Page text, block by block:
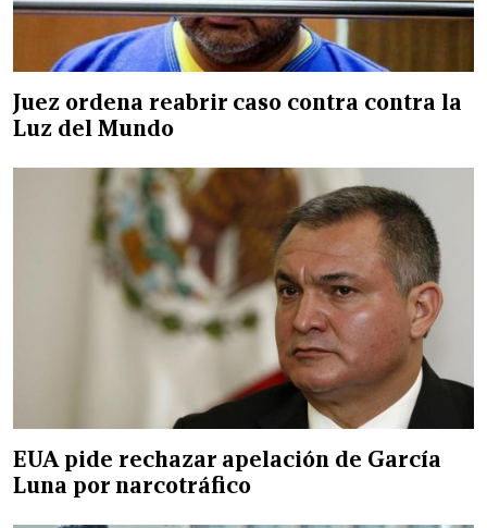
Juez ordena reabrir caso contra contra la
Luz del Mundo
EUA pide rechazar apelación de García
Luna por narcotráfico